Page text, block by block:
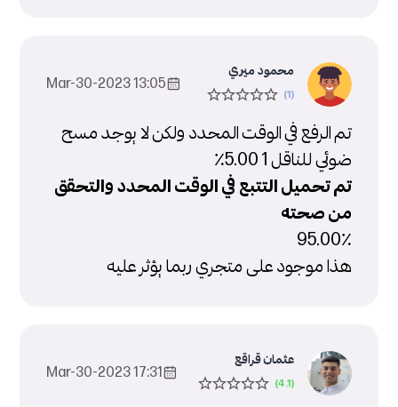
محمود ميري
13:05 2023-Mar-30
تم الرفع في الوقت المحدد ولكن لا يوجد مسح
ضوئي للناقل 1 5.00٪
تم تحميل التتبع في الوقت المحدد والتحقق
من صحته
95.00٪
هذا موجود على متجري ربما يؤثر عليه
عثمان قراقع
17:31 2023-Mar-30